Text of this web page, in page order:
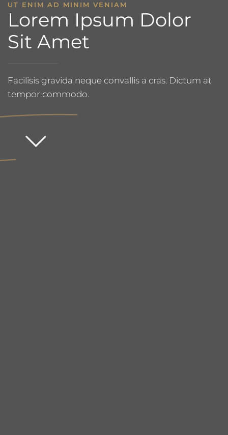
UT ENIM AD MINIM VENIAM
Lorem Ipsum Dolor
Sit Amet
Facilisis gravida neque convallis a cras. Dictum at
tempor commodo.